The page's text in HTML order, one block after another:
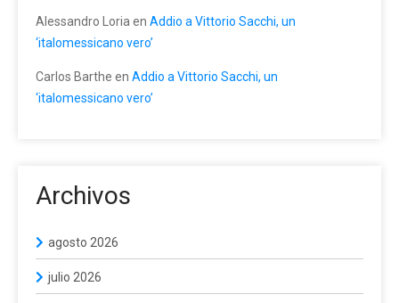
Alessandro Loria en Addio a Vittorio Sacchi, un
‘italomessicano vero’
Carlos Barthe en Addio a Vittorio Sacchi, un
‘italomessicano vero’
Archivos
agosto 2026
julio 2026